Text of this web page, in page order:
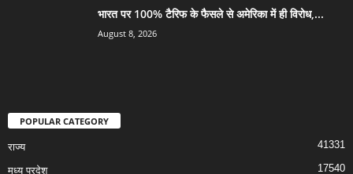
भारत पर 100% टैरिफ के फैसले से अमेरिका में ही विरोध,...
August 8, 2026
POPULAR CATEGORY
राज्य 41331
मध्य प्रदेश 17540